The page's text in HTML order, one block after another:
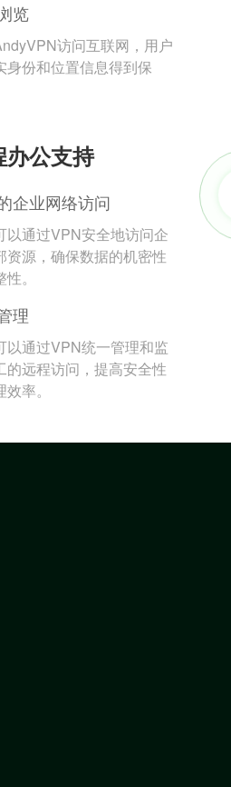
览
访问互联网，用户
身份和位置信息得到保
办公支持
企业网络访问
以通过VPN安全地访问企
资源，确保数据的机密性
。
理
以通过VPN统一管理和监
的远程访问，提高安全性
率。